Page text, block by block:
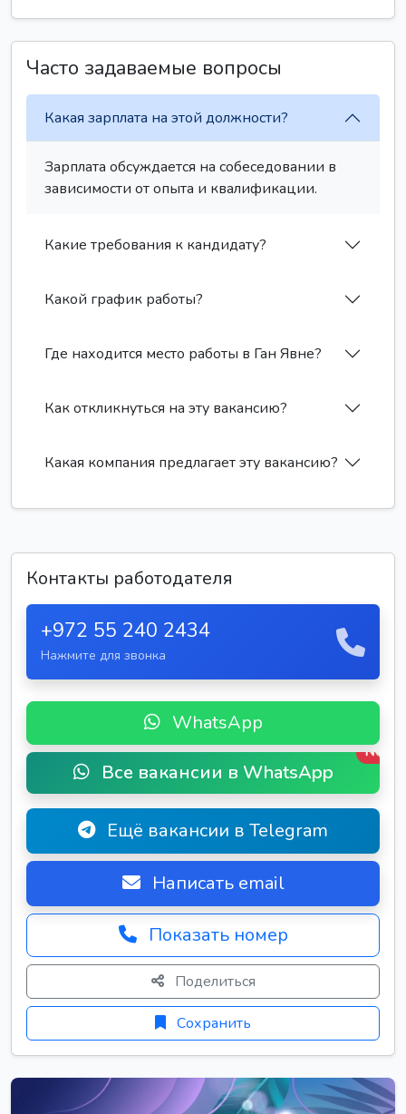
Часто задаваемые вопросы
Какая зарплата на этой должности?
Зарплата обсуждается на собеседовании в
зависимости от опыта и квалификации.
Какие требования к кандидату?
Какой график работы?
Где находится место работы в Ган Явне?
Как откликнуться на эту вакансию?
Какая компания предлагает эту вакансию?
Контакты работодателя
+972 55 240 2434
Нажмите для звонка
WhatsApp
Все вакансии в WhatsApp
New
Ещё вакансии в Telegram
Написать email
Показать номер
Поделиться
Сохранить